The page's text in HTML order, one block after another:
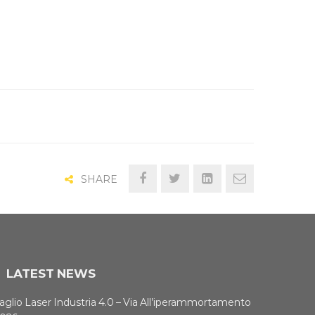
SHARE
LATEST NEWS
Laser Industria 4.0 – Via All’iperammortamento